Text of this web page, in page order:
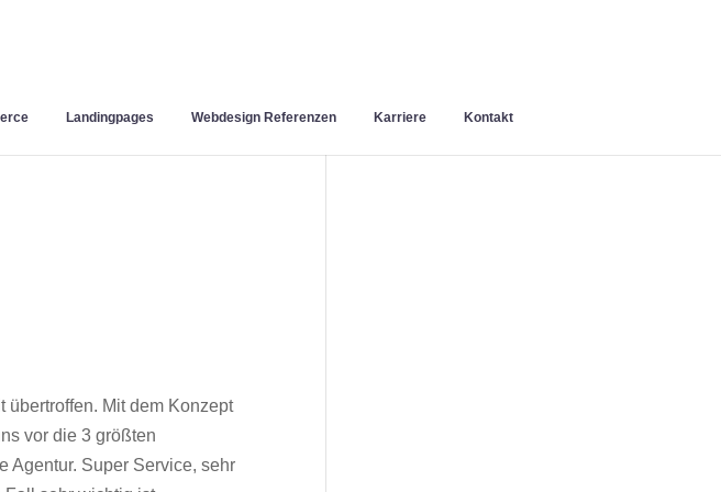
Landingpages Webdesign Referenzen Karriere Kontakt
übertroffen. Mit dem Konzept
vor die 3 größten
Agentur. Super Service, sehr